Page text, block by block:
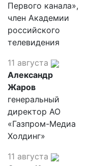
Первого канала»,
член Академии
российского
телевидения
11 августа
Александр
Жаров
генеральный
директор АО
«Газпром-Медиа
Холдинг»
11 августа